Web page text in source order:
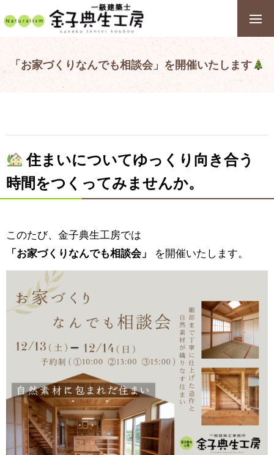
「お家づくりなんでも相談会」を開催いたします
住まいについてゆっくり向き合う
時間をつくってみませんか。
このたび、金子典生工房では
「お家づくりなんでも相談会」
を開催いたします。